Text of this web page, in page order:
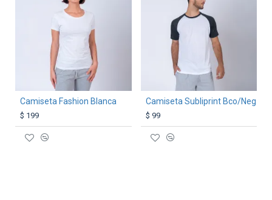
Camiseta Fashion Blanca
$ 199
Camiseta Subliprint Bco/Neg
$ 99